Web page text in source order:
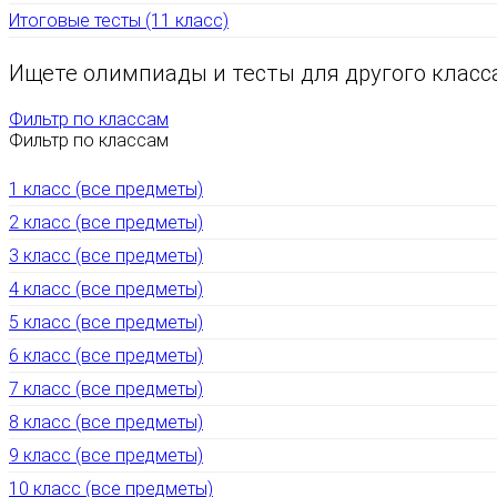
Итоговые тесты (11 класс)
Ищете олимпиады и тесты для другого
Фильтр по классам
Фильтр по классам
1 класс (все предметы)
2 класс (все предметы)
3 класс (все предметы)
4 класс (все предметы)
5 класс (все предметы)
6 класс (все предметы)
7 класс (все предметы)
8 класс (все предметы)
9 класс (все предметы)
10 класс (все предметы)